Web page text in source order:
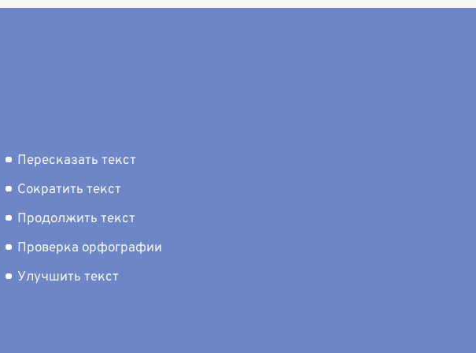
Пересказать текст
Сократить текст
Продолжить текст
Проверка орфографии
Улучшить текст